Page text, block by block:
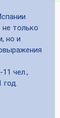
не только
но и
чел.,
год.